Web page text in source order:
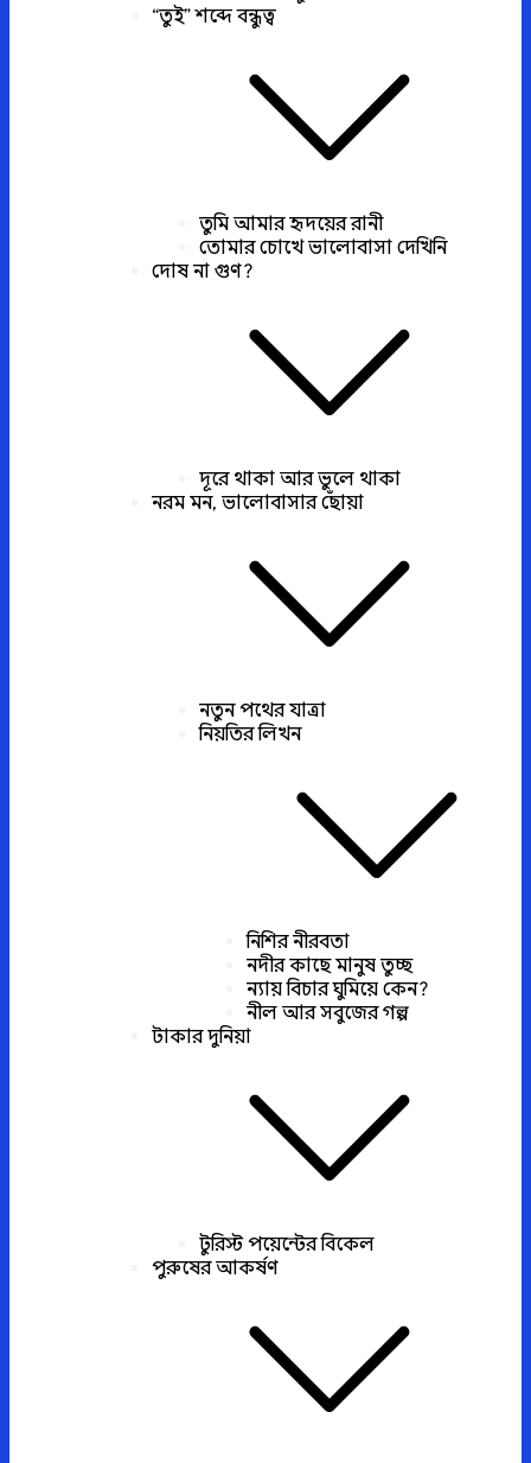
“তুই” শব্দে বন্ধুত্ব
তুমি আমার হৃদয়ের রানী
তোমার চোখে ভালোবাসা দেখিনি
দোষ না গুণ?
দূরে থাকা আর ভুলে থাকা
নরম মন, ভালোবাসার ছোঁয়া
নতুন পথের যাত্রা
নিয়তির লিখন
নিশির নীরবতা
নদীর কাছে মানুষ তুচ্ছ
ন্যায় বিচার ঘুমিয়ে কেন?
নীল আর সবুজের গল্প
টাকার দুনিয়া
টুরিস্ট পয়েন্টের বিকেল
পুরুষের আকর্ষণ